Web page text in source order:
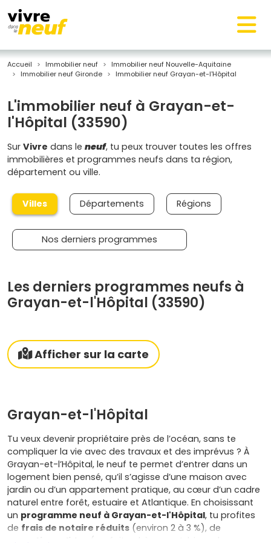
Accueil Immobilier neuf
Immobilier neuf Nouvelle-Aquitaine
Immobilier neuf Gironde
Immobilier neuf Grayan-et-l'Hôpital
L'immobilier neuf à Grayan-et-
l'Hôpital (33590)
Sur Vivre dans le neuf, tu peux trouver toutes les offres
immobilières et programmes neufs dans ta région,
département ou ville.
Villes Départements Régions
Nos derniers programmes
Les derniers programmes neufs à
Grayan-et-l'Hôpital (33590)
Afficher sur la carte
Grayan-et-l'Hôpital
Tu veux devenir propriétaire près de l’océan, sans te
compliquer la vie avec des travaux et des imprévus ? À
Grayan-et-l’Hôpital, le neuf te permet d’entrer dans un
logement bien pensé, qu’il s’agisse d’une maison avec
jardin ou d’un appartement pratique, au cœur d’un cadre
naturel entre forêt, estuaire et Atlantique. En choisissant
un programme neuf à Grayan-et-l'Hôpital, tu profites
de frais de notaire réduits (environ 2 à 3 %), de
garanties solides
(parfait achèvement, biennale,